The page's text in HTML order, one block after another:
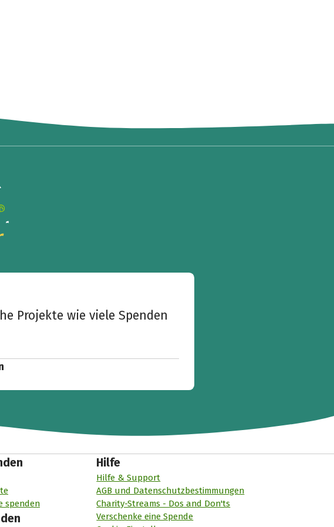
Projekte wie viele Spenden
spenden
Hilfe
Hilfe & Support
AGB und Datenschutzbestimmungen
Charity-Streams - Dos and Don'ts
Verschenke eine Spende